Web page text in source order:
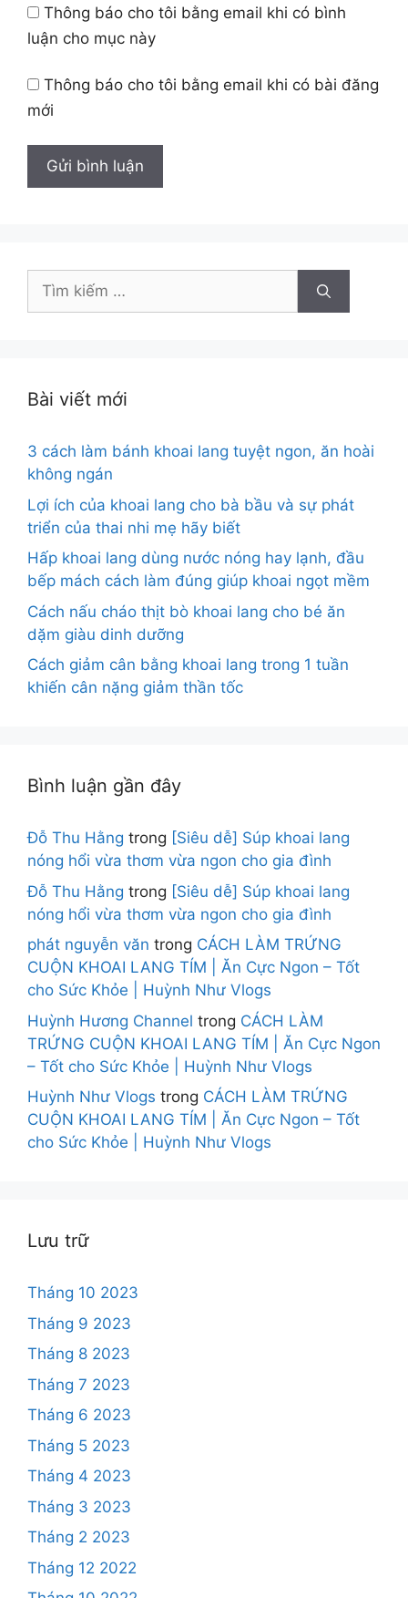
Thông báo cho tôi bằng email khi có bình
luận cho mục này
Thông báo cho tôi bằng email khi có bài đăng
mới
Tìm
Bài viết mới
3 cách làm bánh khoai lang tuyệt ngon, ăn hoài
không ngán
Lợi ích của khoai lang cho bà bầu và sự phát
triển của thai nhi mẹ hãy biết
Hấp khoai lang dùng nước nóng hay lạnh, đầu
bếp mách cách làm đúng giúp khoai ngọt mềm
Cách nấu cháo thịt bò khoai lang cho bé ăn
dặm giàu dinh dưỡng
Cách giảm cân bằng khoai lang trong 1 tuần
khiến cân nặng giảm thần tốc
Bình luận gần đây
Đỗ Thu Hằng trong [Siêu dễ] Súp khoai lang
nóng hổi vừa thơm vừa ngon cho gia đình
Đỗ Thu Hằng trong [Siêu dễ] Súp khoai lang
nóng hổi vừa thơm vừa ngon cho gia đình
phát nguyễn văn trong CÁCH LÀM TRỨNG
CUỘN KHOAI LANG TÍM | Ăn Cực Ngon – Tốt
cho Sức Khỏe | Huỳnh Như Vlogs
Huỳnh Hương Channel trong CÁCH LÀM
TRỨNG CUỘN KHOAI LANG TÍM | Ăn Cực Ngon
– Tốt cho Sức Khỏe | Huỳnh Như Vlogs
Huỳnh Như Vlogs trong CÁCH LÀM TRỨNG
CUỘN KHOAI LANG TÍM | Ăn Cực Ngon – Tốt
cho Sức Khỏe | Huỳnh Như Vlogs
Lưu trữ
Tháng 10 2023
Tháng 9 2023
Tháng 8 2023
Tháng 7 2023
Tháng 6 2023
Tháng 5 2023
Tháng 4 2023
Tháng 3 2023
Tháng 2 2023
Tháng 12 2022